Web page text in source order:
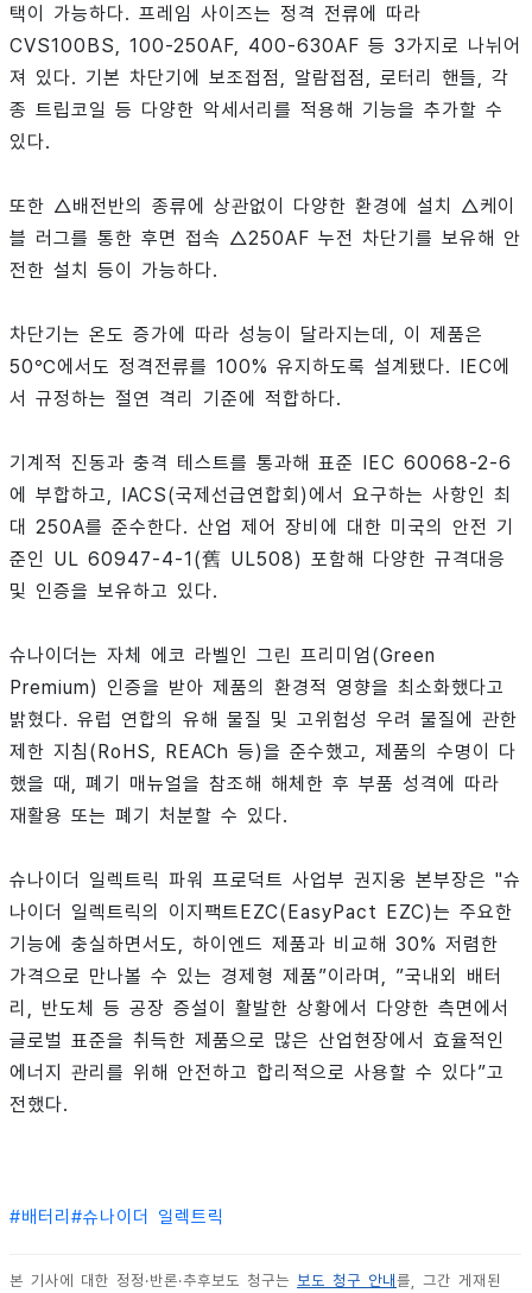
택이 가능하다. 프레임 사이즈는 정격 전류에 따라
CVS100BS, 100-250AF, 400-630AF 등 3가지로 나뉘어
져 있다. 기본 차단기에 보조접점, 알람접점, 로터리 핸들, 각
종 트립코일 등 다양한 악세서리를 적용해 기능을 추가할 수
있다.
또한 △배전반의 종류에 상관없이 다양한 환경에 설치 △케이
블 러그를 통한 후면 접속 △250AF 누전 차단기를 보유해 안
전한 설치 등이 가능하다.
차단기는 온도 증가에 따라 성능이 달라지는데, 이 제품은
50℃에서도 정격전류를 100% 유지하도록 설계됐다. IEC에
서 규정하는 절연 격리 기준에 적합하다.
기계적 진동과 충격 테스트를 통과해 표준 IEC 60068-2-6
에 부합하고, IACS(국제선급연합회)에서 요구하는 사항인 최
대 250A를 준수한다. 산업 제어 장비에 대한 미국의 안전 기
준인 UL 60947-4-1(舊 UL508) 포함해 다양한 규격대응
및 인증을 보유하고 있다.
슈나이더는 자체 에코 라벨인 그린 프리미엄(Green
Premium) 인증을 받아 제품의 환경적 영향을 최소화했다고
밝혔다. 유럽 연합의 유해 물질 및 고위험성 우려 물질에 관한
제한 지침(RoHS, REACh 등)을 준수했고, 제품의 수명이 다
했을 때, 폐기 매뉴얼을 참조해 해체한 후 부품 성격에 따라
재활용 또는 폐기 처분할 수 있다.
슈나이더 일렉트릭 파워 프로덕트 사업부 권지웅 본부장은 "슈
나이더 일렉트릭의 이지팩트EZC(EasyPact EZC)는 주요한
기능에 충실하면서도, 하이엔드 제품과 비교해 30% 저렴한
가격으로 만나볼 수 있는 경제형 제품”이라며, ”국내외 배터
리, 반도체 등 공장 증설이 활발한 상황에서 다양한 측면에서
글로벌 표준을 취득한 제품으로 많은 산업현장에서 효율적인
에너지 관리를 위해 안전하고 합리적으로 사용할 수 있다”고
전했다.
#배터리 #슈나이더 일렉트릭
본 기사에 대한 정정·반론·추후보도 청구는 보도 청구 안내를, 그간 게재된